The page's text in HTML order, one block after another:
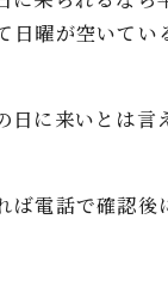
曜が空いてい
に来いとは言
電話で確認後